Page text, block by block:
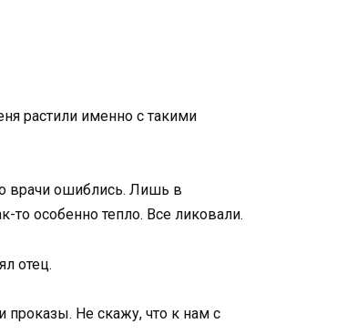
растили именно с такими
врачи ошиблись. Лишь в
то особенно тепло. Все ликовали.
отец.
проказы. Не скажу, что к нам с